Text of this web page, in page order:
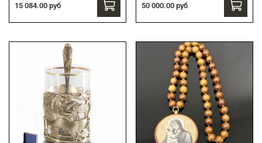
15 084.00 руб 50 000.00 руб